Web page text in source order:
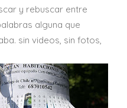
y rebuscar entre
alguna que
sin videos, sin fotos,